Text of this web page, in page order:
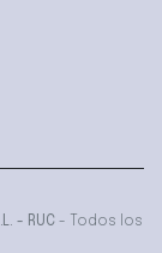
- RUC - Todos los